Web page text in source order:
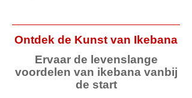
Ontdek de Kunst van Ikebana
Ervaar de levenslange
voordelen van ikebana vanbij
de start